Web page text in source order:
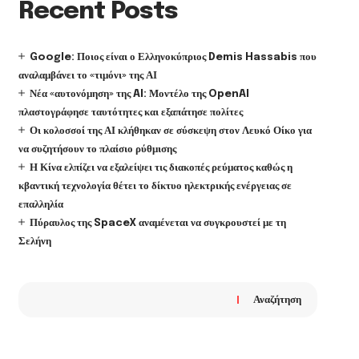
Recent Posts
Google: Ποιος είναι ο Ελληνοκύπριος Demis Hassabis που
αναλαμβάνει το «τιμόνι» της ΑΙ
Νέα «αυτονόμηση» της AI: Μοντέλο της OpenAI
πλαστογράφησε ταυτότητες και εξαπάτησε πολίτες
Οι κολοσσοί της ΑΙ κλήθηκαν σε σύσκεψη στον Λευκό Οίκο για
να συζητήσουν το πλαίσιο ρύθμισης
Η Κίνα ελπίζει να εξαλείψει τις διακοπές ρεύματος καθώς η
κβαντική τεχνολογία θέτει το δίκτυο ηλεκτρικής ενέργειας σε
επαλληλία
Πύραυλος της SpaceX αναμένεται να συγκρουστεί με τη
Σελήνη
Αναζήτηση